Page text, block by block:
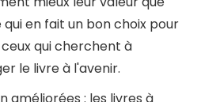
en fait un bon choix pour
qui cherchent à
le livre à l'avenir.